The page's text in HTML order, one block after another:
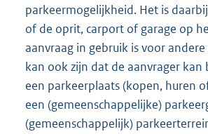
parkeermogelijkheid. Het is
of de oprit, carport of garage op
aanvraag in gebruik is voor
kan ook zijn dat de aanvrager kan
een parkeerplaats (kopen, huren
een (gemeenschappelijke)
(gemeenschappelijk)